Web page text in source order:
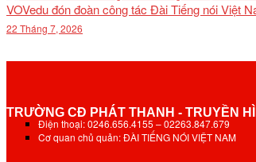
VOVedu đón đoàn công tác Đài Tiếng nói Việt
22 Tháng 7, 2026
TRƯỜNG CĐ PHÁT THANH - TRUYỀN
Điện thoại: 0246.656.4155 – 02263.847.679
Cơ quan chủ quản: ĐÀI TIẾNG NÓI VIỆT NAM